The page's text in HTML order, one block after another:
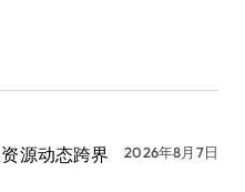
源动态跨界
2026年8月7日